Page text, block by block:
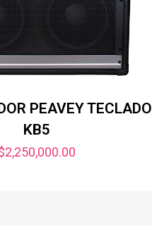
PEAVEY TECLADO
KB5
2,250,000.00